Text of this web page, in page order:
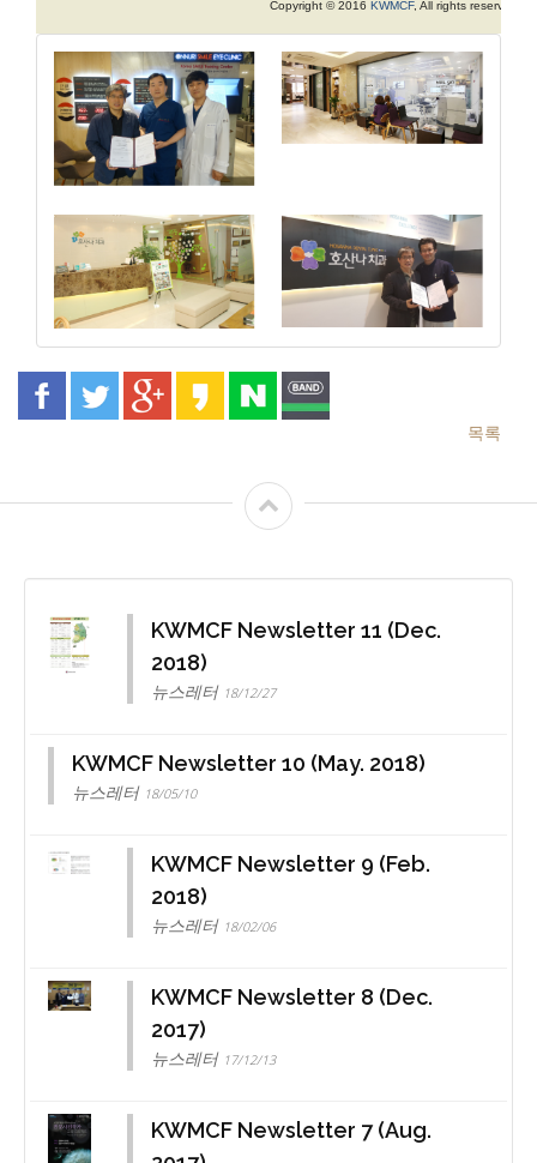
Copyright © 2016 KWMCF, All rights reserved.
목록
KWMCF Newsletter 11 (Dec.
2018)
뉴스레터 18/12/27
KWMCF Newsletter 10 (May. 2018)
뉴스레터 18/05/10
KWMCF Newsletter 9 (Feb.
2018)
뉴스레터 18/02/06
KWMCF Newsletter 8 (Dec.
2017)
뉴스레터 17/12/13
KWMCF Newsletter 7 (Aug.